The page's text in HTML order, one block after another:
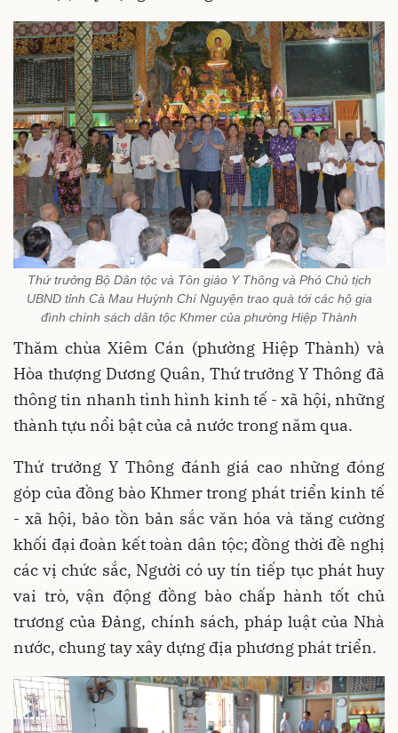
Thứ trưởng Bộ Dân tộc và Tôn giáo Y Thông và Phó Chủ tịch
UBND tỉnh Cà Mau Huỳnh Chí Nguyện trao quà tới các hộ gia
đình chính sách dân tộc Khmer của phường Hiệp Thành
Thăm chùa Xiêm Cán (phường Hiệp Thành) và
Hòa thượng Dương Quân, Thứ trưởng Y Thông đã
thông tin nhanh tình hình kinh tế - xã hội, những
thành tựu nổi bật của cả nước trong năm qua.
Thứ trưởng Y Thông đánh giá cao những đóng
góp của đồng bào Khmer trong phát triển kinh tế
- xã hội, bảo tồn bản sắc văn hóa và tăng cường
khối đại đoàn kết toàn dân tộc; đồng thời đề nghị
các vị chức sắc, Người có uy tín tiếp tục phát huy
vai trò, vận động đồng bào chấp hành tốt chủ
trương của Đảng, chính sách, pháp luật của Nhà
nước, chung tay xây dựng địa phương phát triển.